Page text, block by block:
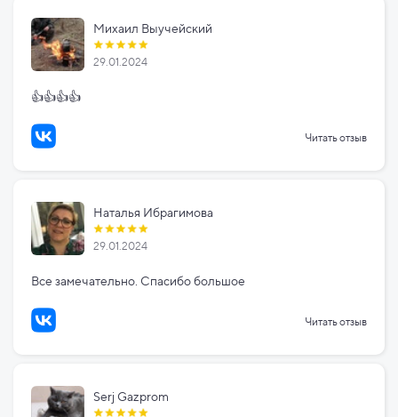
Михаил Выучейский
29.01.2024
👍👍👍👍
Читать отзыв
Наталья Ибрагимова
29.01.2024
Все замечательно. Спасибо большое
Читать отзыв
Serj Gazprom